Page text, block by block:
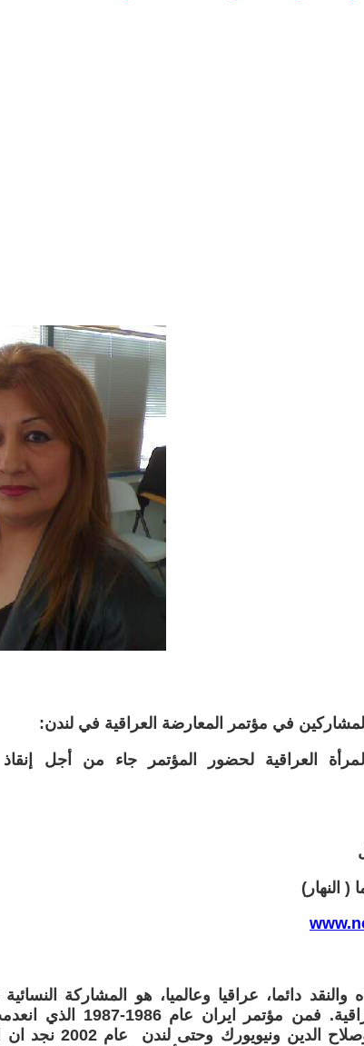
في مؤتمر المعارضة العراقية في لندن:
العراقية لحضور المؤتمر جاء من أجل إنقاذ
( النهار)
والنقد دائما، عراقيا وعالميا، هو المشاركة
مؤتمرات المعارضة العراقية. فمن
ومرورا بمؤتمر بيروت وصلاح